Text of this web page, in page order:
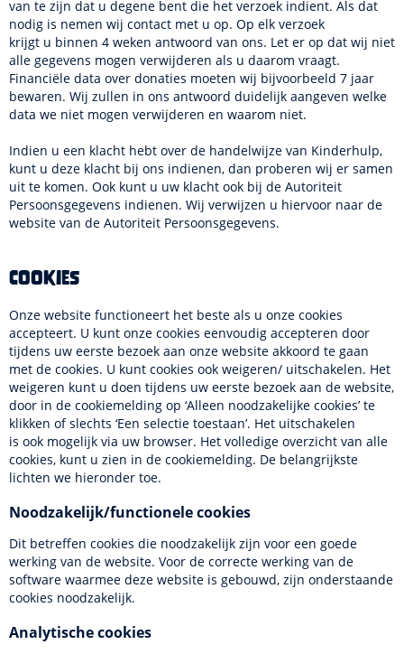
van te zijn dat u degene bent die het verzoek indient. Als dat
nodig is nemen wij contact met u op. Op elk verzoek
krijgt u binnen 4 weken antwoord van ons. Let er op dat wij niet
alle gegevens mogen verwijderen als u daarom vraagt.
Financiële data over donaties moeten wij bijvoorbeeld 7 jaar
bewaren. Wij zullen in ons antwoord duidelijk aangeven welke
data we niet mogen verwijderen en waarom niet.
Indien u een klacht hebt over de handelwijze van Kinderhulp,
kunt u deze klacht bij ons indienen, dan proberen wij er samen
uit te komen. Ook kunt u uw klacht ook bij de Autoriteit
Persoonsgegevens indienen. Wij verwijzen u hiervoor naar de
website van de Autoriteit Persoonsgegevens.
Cookies
Onze website functioneert het beste als u onze cookies
accepteert. U kunt onze cookies eenvoudig accepteren door
tijdens uw eerste bezoek aan onze website akkoord te gaan
met de cookies. U kunt cookies ook weigeren/ uitschakelen. Het
weigeren kunt u doen tijdens uw eerste bezoek aan de website,
door in de cookiemelding op ‘Alleen noodzakelijke cookies’ te
klikken of slechts ‘Een selectie toestaan’. Het uitschakelen
is ook mogelijk via uw browser. Het volledige overzicht van alle
cookies, kunt u zien in de cookiemelding. De belangrijkste
lichten we hieronder toe.
Noodzakelijk/functionele cookies
Dit betreffen cookies die noodzakelijk zijn voor een goede
werking van de website. Voor de correcte werking van de
software waarmee deze website is gebouwd, zijn onderstaande
cookies noodzakelijk.
Analytische cookies